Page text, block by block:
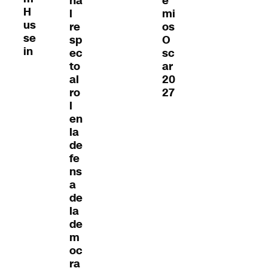
H
us
se
in
l
re
sp
ec
to
al
ro
l
en
la
de
fe
ns
a
de
la
de
m
oc
ra
mi
os
O
sc
ar
20
27